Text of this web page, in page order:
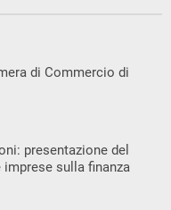
di Commercio di
presentazione del
sulla finanza